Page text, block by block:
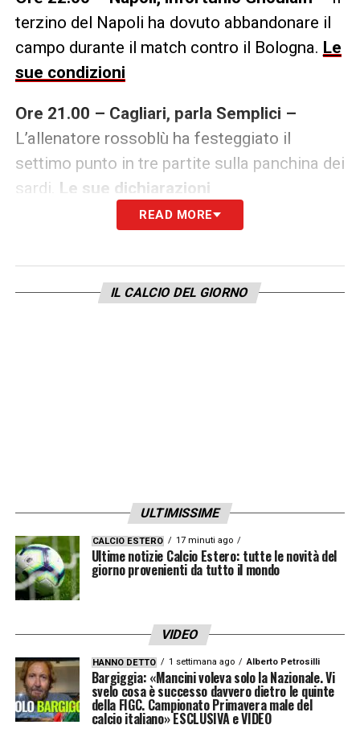
terzino del Napoli ha dovuto abbandonare il
campo durante il match contro il Bologna. Le
sue condizioni
Ore 21.00 – Cagliari, parla Semplici –
L’allenatore rossoblù ha festeggiato il
settimo punto in tre partite sulla panchina dei
sardi. Le sue dichiarazioni
Ore 20.30 – Sampdoria, parla Ranieri –
prestazione dei suoi contro il Cagliari.
L’intervista completa
microfoni diSky Sportdopo la gara persa
contro il Crotone.Le sue parole
Ore 17.45 – Fiorentina, Prandelli non ci sta
–Cesare Prandelli
ha parlato ai microfoni diSky Sport
gara contro il Parma pareggiata per 3-3. Le
sueparole
Ore 17.30 – D’Aversa rammaricato per il
READ MORE
IL CALCIO DEL GIORNO
ULTIMISSIME
CALCIO ESTERO 17 minuti ago
Ultime notizie Calcio Estero: tutte le novità del
giorno provenienti da tutto il mondo
VIDEO
HANNO DETTO 1 settimana ago Alberto Petrosilli
Bargiggia: «Mancini voleva solo la Nazionale. Vi
svelo cosa è successo davvero dietro le quinte
della FIGC. Campionato Primavera male del
calcio italiano» ESCLUSIVA e VIDEO